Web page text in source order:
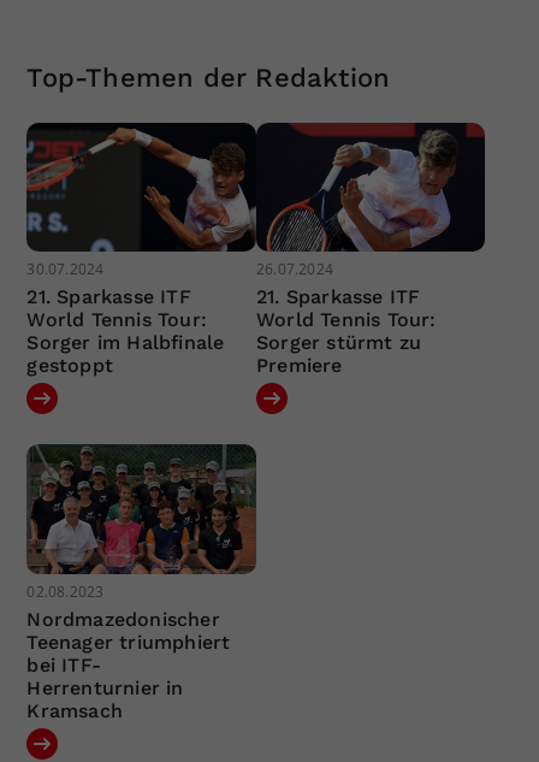
Top-Themen der Redaktion
30.07.2024
21. Sparkasse ITF
World Tennis Tour:
Sorger im Halbfinale
gestoppt
26.07.2024
21. Sparkasse ITF
World Tennis Tour:
Sorger stürmt zu
Premiere
02.08.2023
Nordmazedonischer
Teenager triumphiert
bei ITF-
Herrenturnier in
Kramsach